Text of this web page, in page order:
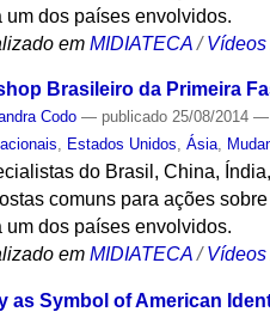
um dos países envolvidos.
em MIDIATECA /Vídeos
Brasileiro da Primeira
Codo — publicado 25/08/2014—
, Estados Unidos,Ásia,
do Brasil, China,
comuns para ações
um dos países envolvidos.
em MIDIATECA /Vídeos
as Symbol of American